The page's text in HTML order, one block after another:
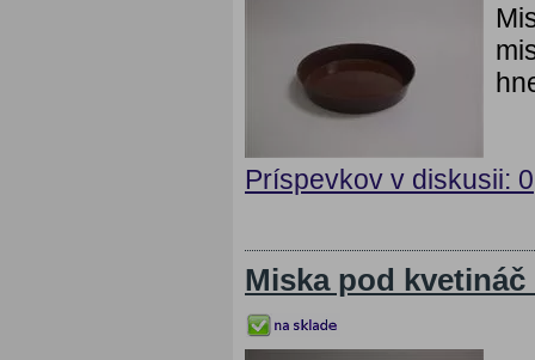
Príspevkov v diskusii: 0
Miska pod kvetináč